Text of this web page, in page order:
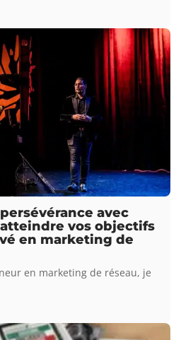
avec
vos objectifs
en marketing de
en marketing de réseau, je